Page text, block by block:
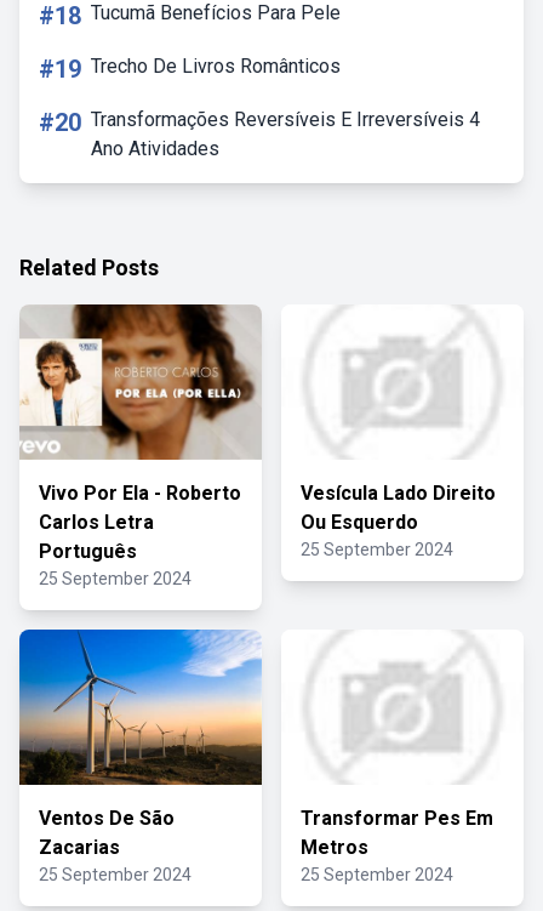
#18 Tucumã Benefícios Para Pele
#19 Trecho De Livros Românticos
#20 Transformações Reversíveis E Irreversíveis 4
Ano Atividades
Related Posts
Vivo Por Ela - Roberto
Carlos Letra
Português
25 September 2024
Vesícula Lado Direito
Ou Esquerdo
25 September 2024
Ventos De São
Zacarias
25 September 2024
Transformar Pes Em
Metros
25 September 2024